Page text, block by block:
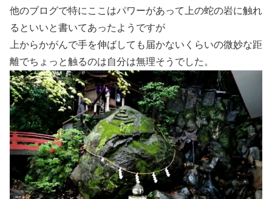
他のブログで特にここはパワーがあって上の蛇の岩に触れ
るといいと書いてあったようですが
上からかがんで手を伸ばしても届かないくらいの微妙な距
離でちょっと触るのは自分は無理そうでした。